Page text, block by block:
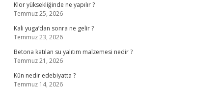
Klor yüksekliğinde ne yapılır ?
Temmuz 25, 2026
Kali yuga’dan sonra ne gelir ?
Temmuz 23, 2026
Betona katılan su yalıtım malzemesi nedir ?
Temmuz 21, 2026
Kün nedir edebiyatta ?
Temmuz 14, 2026